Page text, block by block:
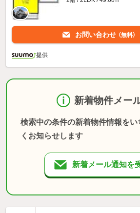
お問い合わせ （無料）
提供
新着物件メー
検索中の条件の新着物件情報をい
くお知らせします
新着メール通知を